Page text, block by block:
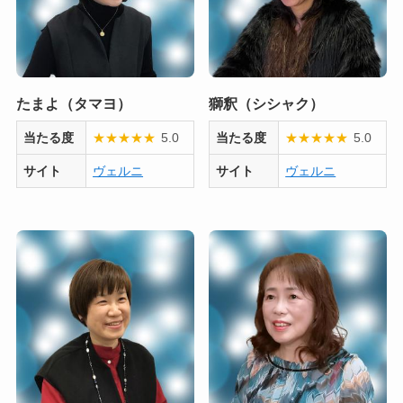
たまよ（タマヨ）
当たる度 ★★★★★ 5.0
サイト ヴェルニ
獅釈（シシャク）
当たる度 ★★★★★ 5.0
サイト ヴェルニ